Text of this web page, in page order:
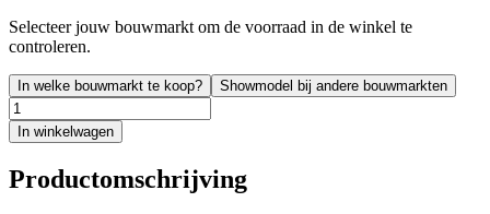
Selecteer jouw bouwmarkt om de voorraad in de winkel te
controleren.
In welke bouwmarkt te koop? Showmodel bij andere bouwmarkten
In winkelwagen
Productomschrijving